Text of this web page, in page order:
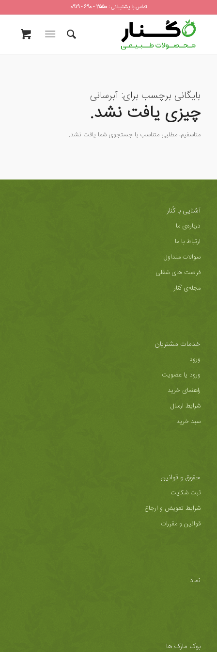
تماس با پشتیبانی : 2550 - 690 - 0919
بایگانی برچسب برای: آبرسانی
چیزی یافت نشد.
متاسفیم، مطلبی متناسب با جستجوی شما یافت نشد.
آشنایی با کُنار
درباره‌ی ما
ارتباط با ما
سوالات متداول
فرصت های شغلی
مجله‌ی کُنار
خدمات مشتریان
ورود
ورود یا عضویت
راهنمای خرید
شرایط ارسال
سبد خرید
حقوق و قوانین
ثبت شکایت
شرایط تعویض و ارجاع
قوانین و مقررات
نماد
بوک مارک ها